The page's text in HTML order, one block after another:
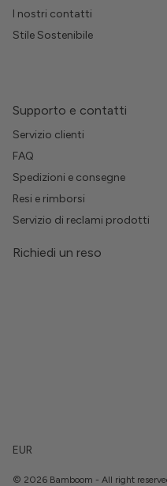
I nostri contatti
Stile Sostenibile
Supporto e contatti
Servizio clienti
FAQ
Spedizioni e consegne
Resi e rimborsi
Servizio di reclami prodotti
Richiedi un reso
EUR
© 2026 Bamboom - All right